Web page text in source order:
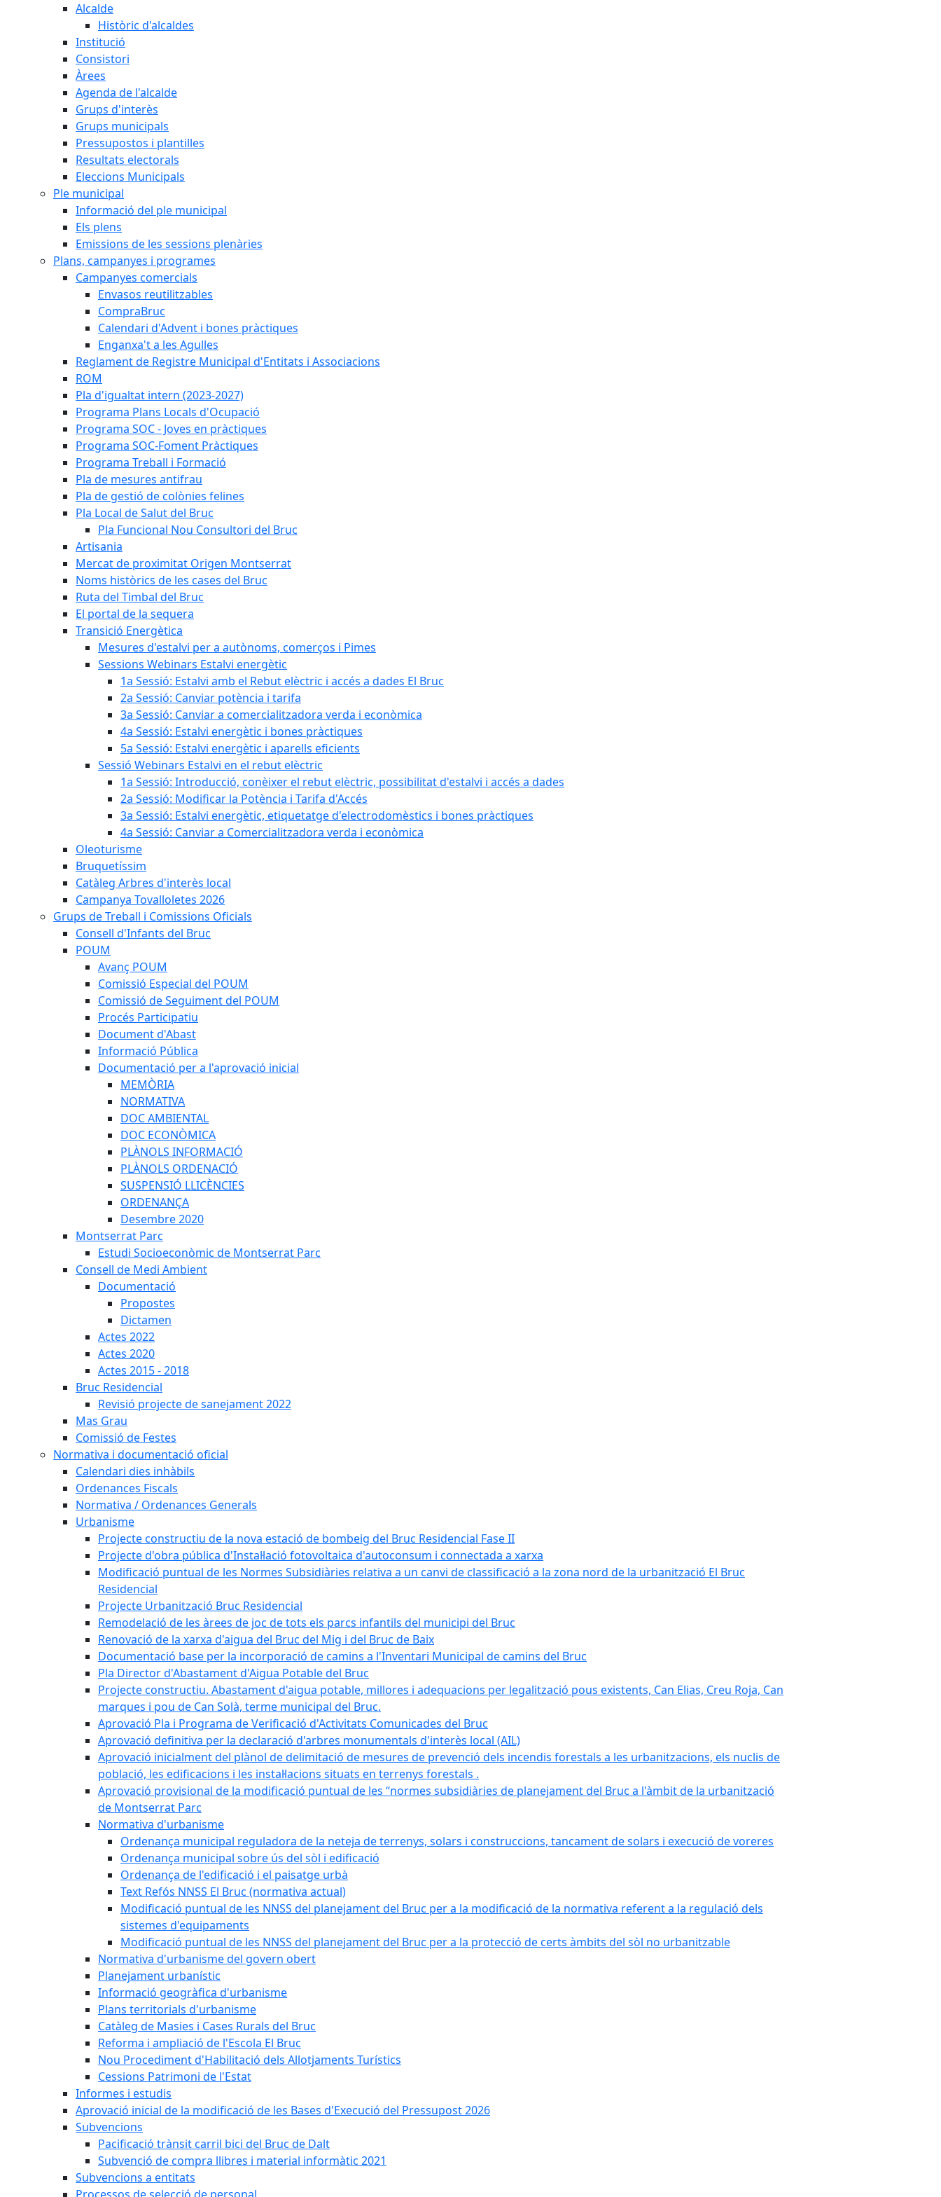
Alcalde
Històric d'alcaldes
Institució
Consistori
Àrees
Agenda de l'alcalde
Grups d'interès
Grups municipals
Pressupostos i plantilles
Resultats electorals
Eleccions Municipals
Ple municipal
Informació del ple municipal
Els plens
Emissions de les sessions plenàries
Plans, campanyes i programes
Campanyes comercials
Envasos reutilitzables
CompraBruc
Calendari d'Advent i bones pràctiques
Enganxa't a les Agulles
Reglament de Registre Municipal d'Entitats i Associacions
ROM
Pla d'igualtat intern (2023-2027)
Programa Plans Locals d'Ocupació
Programa SOC - Joves en pràctiques
Programa SOC-Foment Pràctiques
Programa Treball i Formació
Pla de mesures antifrau
Pla de gestió de colònies felines
Pla Local de Salut del Bruc
Pla Funcional Nou Consultori del Bruc
Artisania
Mercat de proximitat Origen Montserrat
Noms històrics de les cases del Bruc
Ruta del Timbal del Bruc
El portal de la sequera
Transició Energètica
Mesures d'estalvi per a autònoms, comerços i Pimes
Sessions Webinars Estalvi energètic
1a Sessió: Estalvi amb el Rebut elèctric i accés a dades El Bruc
2a Sessió: Canviar potència i tarifa
3a Sessió: Canviar a comercialitzadora verda i econòmica
4a Sessió: Estalvi energètic i bones pràctiques
5a Sessió: Estalvi energètic i aparells eficients
Sessió Webinars Estalvi en el rebut elèctric
1a Sessió: Introducció, conèixer el rebut elèctric, possibilitat d'estalvi i accés a dades
2a Sessió: Modificar la Potència i Tarifa d'Accés
3a Sessió: Estalvi energètic, etiquetatge d'electrodomèstics i bones pràctiques
4a Sessió: Canviar a Comercialitzadora verda i econòmica
Oleoturisme
Bruquetíssim
Catàleg Arbres d'interès local
Campanya Tovalloletes 2026
Grups de Treball i Comissions Oficials
Consell d'Infants del Bruc
POUM
Avanç POUM
Comissió Especial del POUM
Comissió de Seguiment del POUM
Procés Participatiu
Document d'Abast
Informació Pública
Documentació per a l'aprovació inicial
MEMÒRIA
NORMATIVA
DOC AMBIENTAL
DOC ECONÒMICA
PLÀNOLS INFORMACIÓ
PLÀNOLS ORDENACIÓ
SUSPENSIÓ LLICÈNCIES
ORDENANÇA
Desembre 2020
Montserrat Parc
Estudi Socioeconòmic de Montserrat Parc
Consell de Medi Ambient
Documentació
Propostes
Dictamen
Actes 2022
Actes 2020
Actes 2015 - 2018
Bruc Residencial
Revisió projecte de sanejament 2022
Mas Grau
Comissió de Festes
Normativa i documentació oficial
Calendari dies inhàbils
Ordenances Fiscals
Normativa / Ordenances Generals
Urbanisme
Projecte constructiu de la nova estació de bombeig del Bruc Residencial Fase II
Projecte d'obra pública d'Instal·lació fotovoltaica d'autoconsum i connectada a xarxa
Modificació puntual de les Normes Subsidiàries relativa a un canvi de classificació a la zona nord de la urbanització El Bruc
Residencial
Projecte Urbanització Bruc Residencial
Remodelació de les àrees de joc de tots els parcs infantils del municipi del Bruc
Renovació de la xarxa d'aigua del Bruc del Mig i del Bruc de Baix
Documentació base per la incorporació de camins a l'Inventari Municipal de camins del Bruc
Pla Director d'Abastament d'Aigua Potable del Bruc
Projecte constructiu. Abastament d'aigua potable, millores i adequacions per legalització pous existents, Can Elias, Creu Roja, Can
marques i pou de Can Solà, terme municipal del Bruc.
Aprovació Pla i Programa de Verificació d'Activitats Comunicades del Bruc
Aprovació definitiva per la declaració d'arbres monumentals d'interès local (AIL)
Aprovació inicialment del plànol de delimitació de mesures de prevenció dels incendis forestals a les urbanitzacions, els nuclis de
població, les edificacions i les instal·lacions situats en terrenys forestals .
Aprovació provisional de la modificació puntual de les “normes subsidiàries de planejament del Bruc a l'àmbit de la urbanització
de Montserrat Parc
Normativa d'urbanisme
Ordenança municipal reguladora de la neteja de terrenys, solars i construccions, tancament de solars i execució de voreres
Ordenança municipal sobre ús del sòl i edificació
Ordenança de l'edificació i el paisatge urbà
Text Refós NNSS El Bruc (normativa actual)
Modificació puntual de les NNSS del planejament del Bruc per a la modificació de la normativa referent a la regulació dels
sistemes d'equipaments
Modificació puntual de les NNSS del planejament del Bruc per a la protecció de certs àmbits del sòl no urbanitzable
Normativa d'urbanisme del govern obert
Planejament urbanístic
Informació geogràfica d'urbanisme
Plans territorials d'urbanisme
Catàleg de Masies i Cases Rurals del Bruc
Reforma i ampliació de l'Escola El Bruc
Nou Procediment d'Habilitació dels Allotjaments Turístics
Cessions Patrimoni de l'Estat
Informes i estudis
Aprovació inicial de la modificació de les Bases d'Execució del Pressupost 2026
Subvencions
Pacificació trànsit carril bici del Bruc de Dalt
Subvenció de compra llibres i material informàtic 2021
Subvencions a entitats